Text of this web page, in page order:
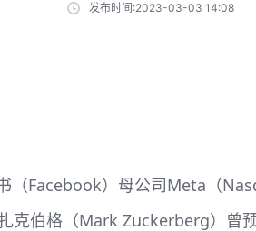
发布时间:2023-03-03 14:08
Facebook）母公司Meta（
克伯格（Mark Zuckerberg）曾